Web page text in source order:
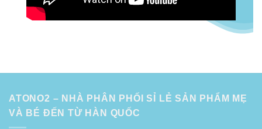
ATONO2 – NHÀ PHÂN PHỐI SỈ LẺ SẢN PHẨM MẸ
VÀ BÉ ĐẾN TỪ HÀN QUỐC